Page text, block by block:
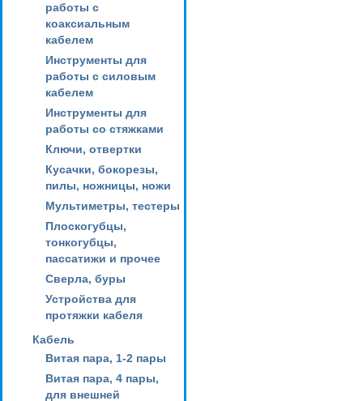
работы с
коаксиальным
кабелем
Инструменты для
работы с силовым
кабелем
Инструменты для
работы со стяжками
Ключи, отвертки
Кусачки, бокорезы,
пилы, ножницы, ножи
Мультиметры, тестеры
Плоскогубцы,
тонкогубцы,
пассатижи и прочее
Сверла, буры
Устройства для
протяжки кабеля
Кабель
Витая пара, 1-2 пары
Витая пара, 4 пары,
для внешней